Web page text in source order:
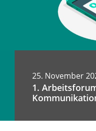
25. November
1.